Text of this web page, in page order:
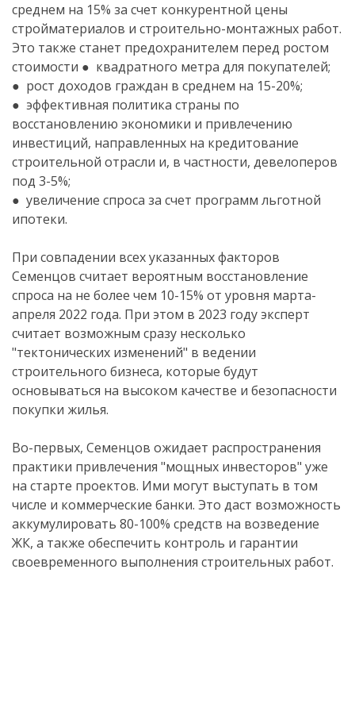
среднем на 15% за счет конкурентной цены
стройматериалов и строительно-монтажных работ.
Это также станет предохранителем перед ростом
стоимости ● квадратного метра для покупателей;
● рост доходов граждан в среднем на 15-20%;
● эффективная политика страны по
восстановлению экономики и привлечению
инвестиций, направленных на кредитование
строительной отрасли и, в частности, девелоперов
под 3-5%;
● увеличение спроса за счет программ льготной
ипотеки.
При совпадении всех указанных факторов
Семенцов считает вероятным восстановление
спроса на не более чем 10-15% от уровня марта-
апреля 2022 года. При этом в 2023 году эксперт
считает возможным сразу несколько
"тектонических изменений" в ведении
строительного бизнеса, которые будут
основываться на высоком качестве и безопасности
покупки жилья.
Во-первых, Семенцов ожидает распространения
практики привлечения "мощных инвесторов" уже
на старте проектов. Ими могут выступать в том
числе и коммерческие банки. Это даст возможность
аккумулировать 80-100% средств на возведение
ЖК, а также обеспечить контроль и гарантии
своевременного выполнения строительных работ.